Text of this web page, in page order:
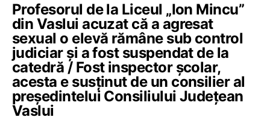
Profesorul de la Liceul „Ion Mincu”
din Vaslui acuzat că a agresat
sexual o elevă rămâne sub control
judiciar și a fost suspendat de la
catedră / Fost inspector şcolar,
acesta e susținut de un consilier al
preşedintelui Consiliului Judeţean
Vaslui